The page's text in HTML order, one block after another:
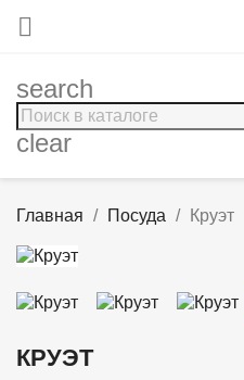

search
clear
Главная Посуда Круэт
КРУЭТ